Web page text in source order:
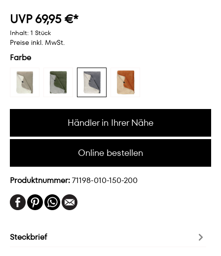
UVP 69,95 €*
Inhalt: 1 Stück
Preise inkl. MwSt.
Farbe
Händler in Ihrer Nähe
Online bestellen
Produktnummer:71198-010-150-200
Steckbrief